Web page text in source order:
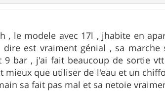
, le modele avec 17l , jhabite en
est vraiment génial , sa
bar , j'ai fait beaucoup de sortie
mieux que utiliser de l'eau et un
sa fait pas mal et sa netoie